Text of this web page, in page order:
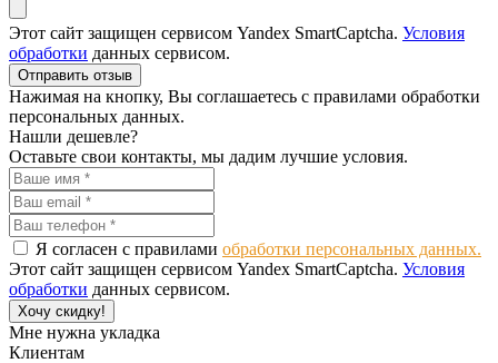
Этот сайт защищен сервисом Yandex SmartCaptcha. Условия
обработки данных сервисом.
Отправить отзыв
Нажимая на кнопку, Вы соглашаетесь с правилами обработки
персональных данных.
Нашли дешевле?
Оставьте свои контакты, мы дадим лучшие условия.
Я согласен с правилами обработки персональных данных.
Этот сайт защищен сервисом Yandex SmartCaptcha. Условия
обработки данных сервисом.
Хочу скидку!
Мне нужна укладка
Клиентам